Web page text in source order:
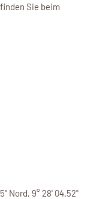
Sie beim
Nord, 9° 28' 04.52''